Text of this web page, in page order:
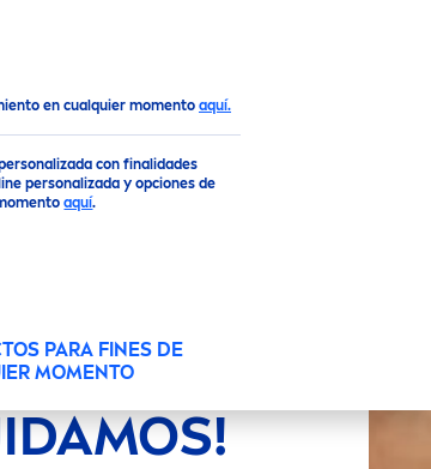
en cualquier momento aquí.
con finalidades
personalizada y opciones de
aquí.
PARA FINES DE
MOMENTO